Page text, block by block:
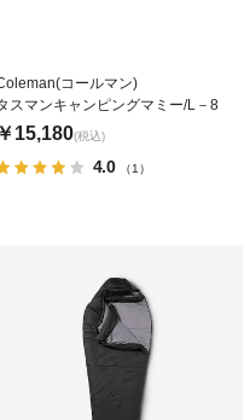
4.0 （1）
コールマン)
スマンキャンピングマミー/L－8
￥15,180(税込)